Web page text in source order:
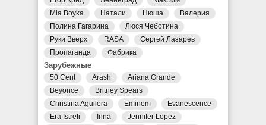
Mia Boyka
Натали Нюша
Валерия
Полина Гагарина
Люся Чеботина
Руки Вверх
RASA
Сергей Лазарев
Пропаганда
Фабрика
Зарубежные
50 Cent Arash
Ariana Grande
Beyonce
Britney Spears
Christina Aguilera
Eminem
Evanescence
Era Istrefi
Inna Jennifer Lopez